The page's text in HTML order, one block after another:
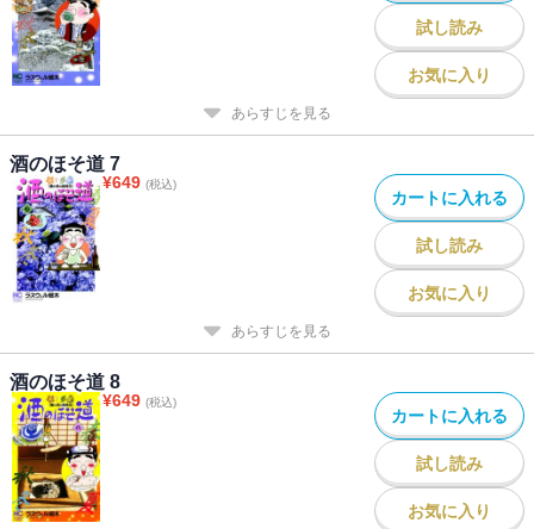
試し読み
お気に入り
あらすじを見る
酒のほそ道 7
¥649 (税込)
カートに入れる
試し読み
お気に入り
あらすじを見る
酒のほそ道 8
¥649 (税込)
カートに入れる
試し読み
お気に入り